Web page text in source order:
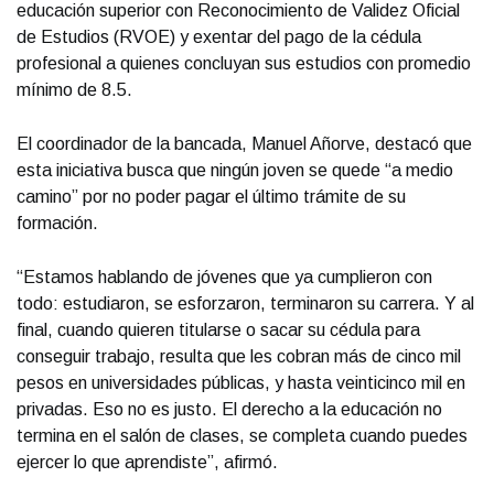
educación superior con Reconocimiento de Validez Oficial
de Estudios (RVOE) y exentar del pago de la cédula
profesional a quienes concluyan sus estudios con promedio
mínimo de 8.5.
El coordinador de la bancada, Manuel Añorve, destacó que
esta iniciativa busca que ningún joven se quede “a medio
camino” por no poder pagar el último trámite de su
formación.
“Estamos hablando de jóvenes que ya cumplieron con
todo: estudiaron, se esforzaron, terminaron su carrera. Y al
final, cuando quieren titularse o sacar su cédula para
conseguir trabajo, resulta que les cobran más de cinco mil
pesos en universidades públicas, y hasta veinticinco mil en
privadas. Eso no es justo. El derecho a la educación no
termina en el salón de clases, se completa cuando puedes
ejercer lo que aprendiste”, afirmó.